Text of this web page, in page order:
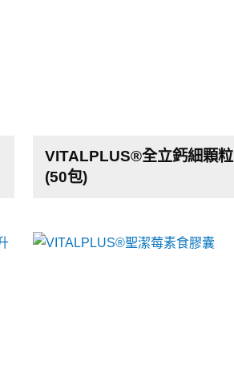
VITALPLUS®全立鈣細顆粒
(50包)